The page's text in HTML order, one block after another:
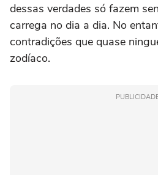
dessas verdades só fazem
carrega no dia a dia. No
contradições que quase
zodíaco.